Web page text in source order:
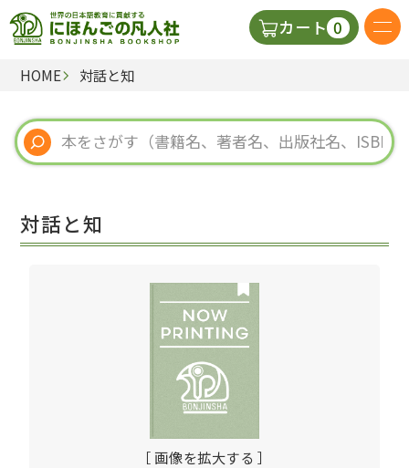
カート 0
視聴覚・補助教材
HOME 対話と知
対話と知
［ 画像を拡大する ］